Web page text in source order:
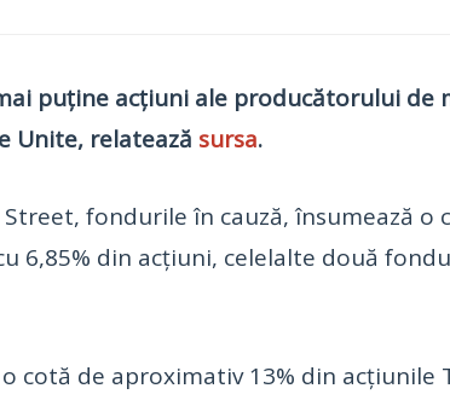
puține acțiuni ale producătorului de
Unite, relatează sursa.
fondurile în cauză, însumează o
6,85% din acțiuni, celelalte două
cotă de aproximativ 13% din acțiunile